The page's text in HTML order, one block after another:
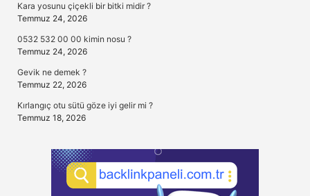
Kara yosunu çiçekli bir bitki midir ?
Temmuz 24, 2026
0532 532 00 00 kimin nosu ?
Temmuz 24, 2026
Gevik ne demek ?
Temmuz 22, 2026
Kırlangıç otu sütü göze iyi gelir mi ?
Temmuz 18, 2026